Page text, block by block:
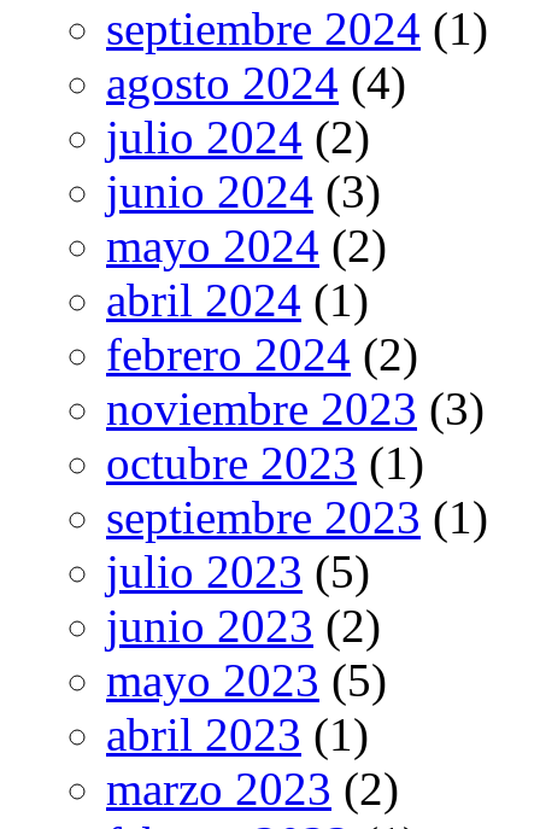
septiembre 2024 (1)
agosto 2024 (4)
julio 2024 (2)
junio 2024 (3)
mayo 2024 (2)
abril 2024 (1)
febrero 2024 (2)
noviembre 2023 (3)
octubre 2023 (1)
septiembre 2023 (1)
julio 2023 (5)
junio 2023 (2)
mayo 2023 (5)
abril 2023 (1)
marzo 2023 (2)